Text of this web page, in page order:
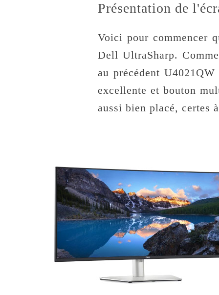
Présentation de
Voici pour commencer
Dell UltraSharp.
au précédent
excellente et bouton
aussi bien placé, certes